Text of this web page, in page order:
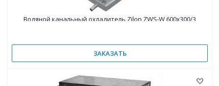
Водяной канальный охладитель Zilon ZWS-W 600х300/3
ЗАКАЗАТЬ